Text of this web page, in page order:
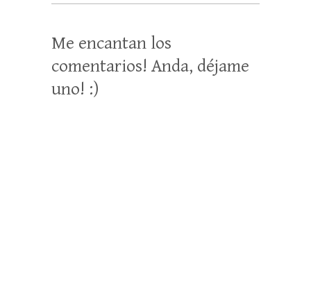
Me encantan los
comentarios! Anda, déjame
uno! :)